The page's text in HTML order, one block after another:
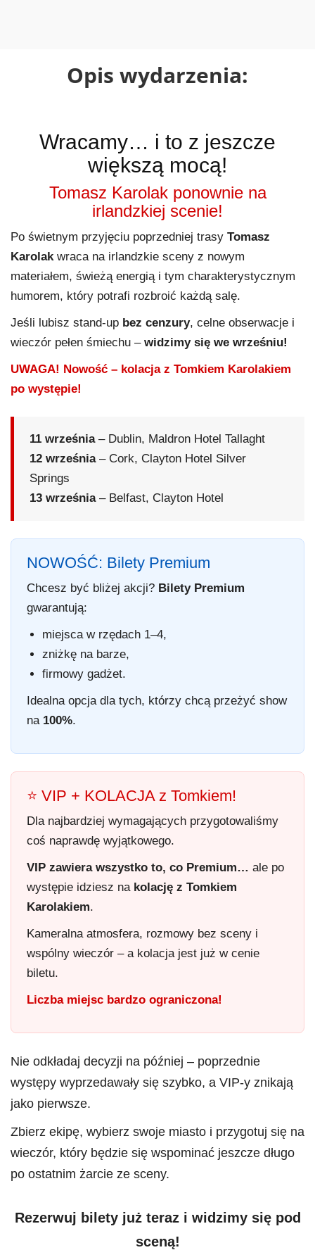
Opis wydarzenia:
Wracamy… i to z jeszcze
większą mocą!
Tomasz Karolak ponownie na
irlandzkiej scenie!
Po świetnym przyjęciu poprzedniej trasy Tomasz
Karolakwraca na irlandzkie sceny z nowym
materiałem, świeżą energią i tym charakterystycznym
humorem, który potrafi rozbroić każdą salę.
Jeśli lubisz stand-up bez cenzury, celne obserwacje i
wieczór pełen śmiechu – widzimy się we wrześniu!
UWAGA! Nowość – kolacja z Tomkiem Karolakiem
po występie!
11 września– Dublin, Maldron Hotel Tallaght
12 września– Cork, Clayton Hotel Silver
Springs
13 września– Belfast, Clayton Hotel
NOWOŚĆ: Bilety Premium
Chcesz być bliżej akcji? Bilety Premium
gwarantują:
miejsca w rzędach 1–4,
zniżkę na barze,
firmowy gadżet.
Idealna opcja dla tych, którzy chcą przeżyć show
na 100%.
⭐ VIP + KOLACJA z Tomkiem!
Dla najbardziej wymagających przygotowaliśmy
coś naprawdę wyjątkowego.
VIP zawiera wszystko to, co Premium… ale po
występie idziesz na kolację z Tomkiem
Karolakiem.
Kameralna atmosfera, rozmowy bez sceny i
wspólny wieczór – a kolacja jest już w cenie
biletu.
Liczba miejsc bardzo ograniczona!
Nie odkładaj decyzji na później – poprzednie
występy wyprzedawały się szybko, a VIP-y znikają
jako pierwsze.
Zbierz ekipę, wybierz swoje miasto i przygotuj się na
wieczór, który będzie się wspominać jeszcze długo
po ostatnim żarcie ze sceny.
Rezerwuj bilety już teraz i widzimy się pod
sceną!